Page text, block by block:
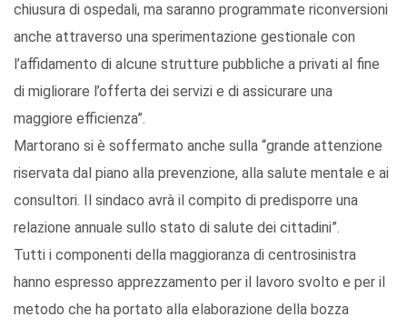
chiusura di ospedali, ma saranno programmate riconversioni
anche attraverso una sperimentazione gestionale con
l’affidamento di alcune strutture pubbliche a privati al fine
di migliorare l’offerta dei servizi e di assicurare una
maggiore efficienza”.
Martorano si è soffermato anche sulla “grande attenzione
riservata dal piano alla prevenzione, alla salute mentale e ai
consultori. Il sindaco avrà il compito di predisporre una
relazione annuale sullo stato di salute dei cittadini”.
Tutti i componenti della maggioranza di centrosinistra
hanno espresso apprezzamento per il lavoro svolto e per il
metodo che ha portato alla elaborazione della bozza